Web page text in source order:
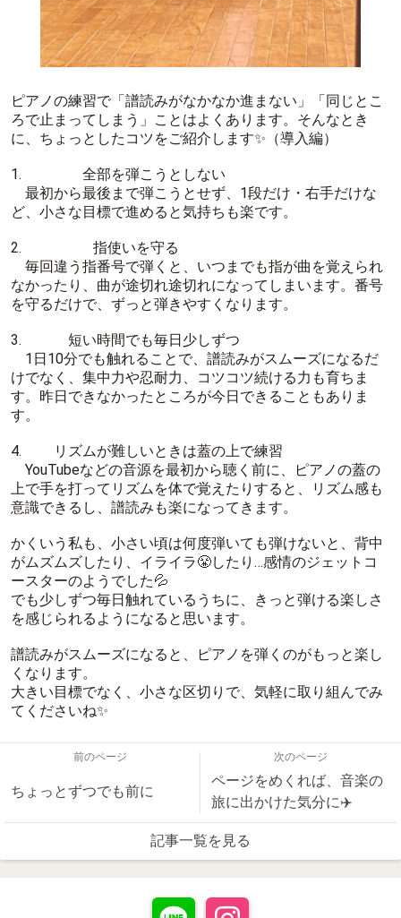
ピアノの練習で「譜読みがなかなか進まない」「同じとこ
ろで止まってしまう」ことはよくあります。そんなとき
に、ちょっとしたコツをご紹介します✨（導入編）
1. 全部を弾こうとしない
最初から最後まで弾こうとせず、1段だけ・右手だけな
ど、小さな目標で進めると気持ちも楽です。
2. 指使いを守る
毎回違う指番号で弾くと、いつまでも指が曲を覚えられ
なかったり、曲が途切れ途切れになってしまいます。番号
を守るだけで、ずっと弾きやすくなります。
3. 短い時間でも毎日少しずつ
1日10分でも触れることで、譜読みがスムーズになるだ
けでなく、集中力や忍耐力、コツコツ続ける力も育ちま
す。昨日できなかったところが今日できることもありま
す。
4. リズムが難しいときは蓋の上で練習
YouTubeなどの音源を最初から聴く前に、ピアノの蓋の
上で手を打ってリズムを体で覚えたりすると、リズム感も
意識できるし、譜読みも楽になってきます。
かくいう私も、小さい頃は何度弾いても弾けないと、背中
がムズムズしたり、イライラ😤したり…感情のジェットコ
ースターのようでした💦
でも少しずつ毎日触れているうちに、きっと弾ける楽しさ
を感じられるようになると思います。
譜読みがスムーズになると、ピアノを弾くのがもっと楽し
くなります。
大きい目標でなく、小さな区切りで、気軽に取り組んでみ
てくださいね✨
前のページ
ちょっとずつでも前に
次のページ
ページをめくれば、音楽の
旅に出かけた気分に✈️
記事一覧を見る